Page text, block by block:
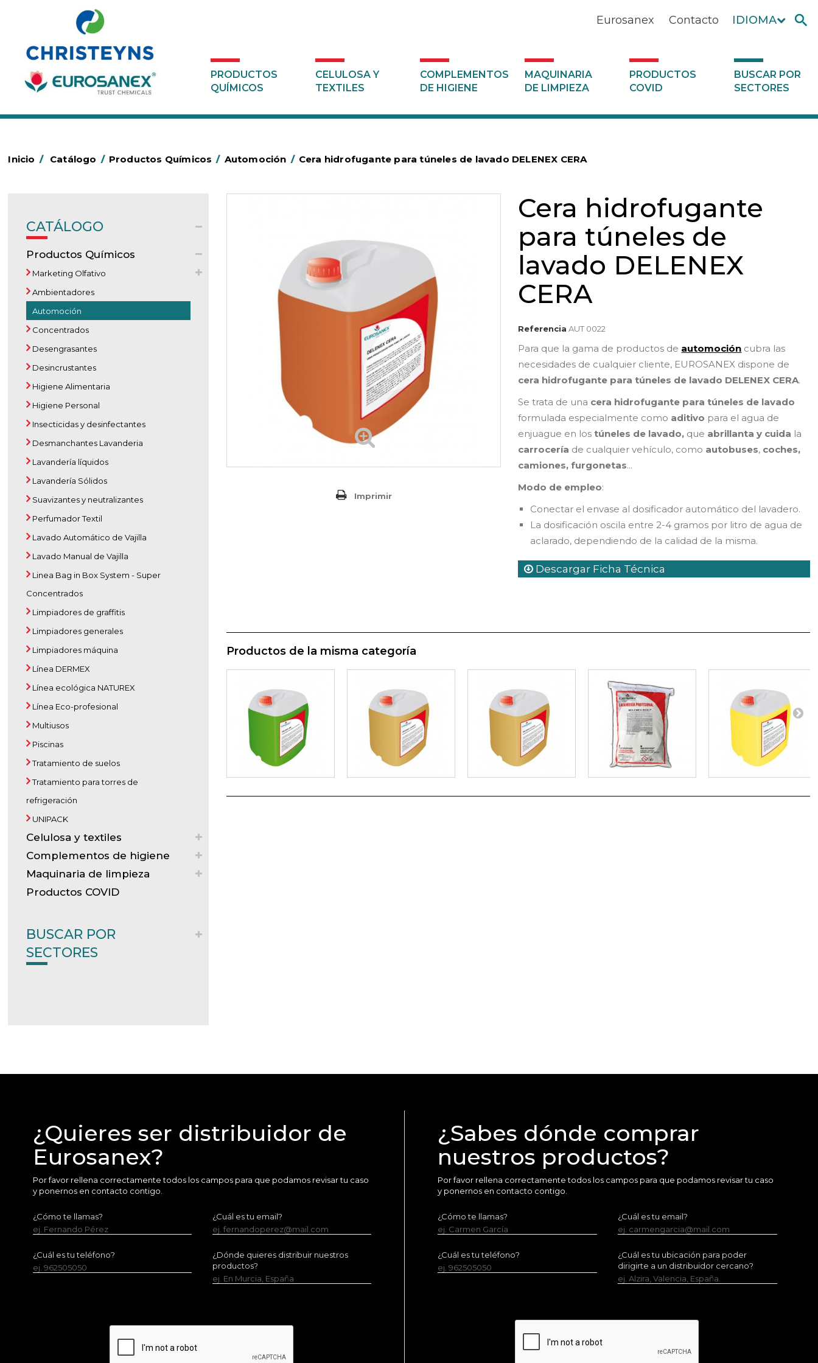
IDIOMA
Contacto
Eurosanex
PRODUCTOS
QUÍMICOS
CELULOSA Y
TEXTILES
COMPLEMENTOS
DE HIGIENE
MAQUINARIA
DE LIMPIEZA
PRODUCTOS
COVID
BUSCAR POR
SECTORES
Inicio / Catálogo / Productos Químicos / Automoción / Cera hidrofugante para túneles de lavado DELENEX CERA
CATÁLOGO
Productos Químicos
Marketing Olfativo
Ambientadores
Automoción
Concentrados
Desengrasantes
Desincrustantes
Higiene Alimentaria
Higiene Personal
Insecticidas y desinfectantes
Desmanchantes Lavanderia
Lavandería líquidos
Lavandería Sólidos
Suavizantes y neutralizantes
Perfumador Textil
Lavado Automático de Vajilla
Lavado Manual de Vajilla
Linea Bag in Box System - Super
Concentrados
Limpiadores de graffitis
Limpiadores generales
Limpiadores máquina
Línea DERMEX
Línea ecológica NATUREX
Línea Eco-profesional
Multiusos
Piscinas
Tratamiento de suelos
Tratamiento para torres de
refrigeración
UNIPACK
Celulosa y textiles
Complementos de higiene
Maquinaria de limpieza
Productos COVID
BUSCAR POR
SECTORES
Imprimir
Cera hidrofugante
para túneles de
lavado DELENEX
CERA
Referencia AUT 0022
Para que la gama de productos de automoción cubra las
necesidades de cualquier cliente, EUROSANEX dispone de
cera hidrofugante para túneles de lavado DELENEX CERA.
Se trata de una cera hidrofugante para túneles de lavado
formulada especialmente como aditivo para el agua de
enjuague en lostúneles de lavado, que abrillanta y cuida la
carrocería de cualquier vehículo, como autobuses, coches,
camiones, furgonetas...
Modo de empleo:
Conectar el envase al dosificador automático del lavadero.
La dosificación oscila entre 2-4 gramos por litro de agua de
aclarado, dependiendo de la calidad de la misma.
Descargar Ficha Técnica
Productos de la misma categoría
¿Quieres ser distribuidor de
Eurosanex?
Por favor rellena correctamente todos los campos para que podamos revisar tu caso
y ponernos en contacto contigo.
¿Cómo te llamas?
ej. Fernando Pérez
¿Cuál es tu email?
ej. fernandoperez@mail.com
¿Cuál es tu teléfono?
ej. 962505050
¿Dónde quieres distribuir nuestros
productos?
ej. En Murcia, España
¿Sabes dónde comprar
nuestros productos?
Por favor rellena correctamente todos los campos para que podamos revisar tu caso
y ponernos en contacto contigo.
¿Cómo te llamas?
ej. Carmen García
¿Cuál es tu email?
ej. carmengarcia@mail.com
¿Cuál es tu teléfono?
ej. 962505050
¿Cuál es tu ubicación para poder
dirigirte a un distribuidor cercano?
ej. Alzira, Valencia, España.